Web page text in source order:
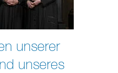
unserer
unseres